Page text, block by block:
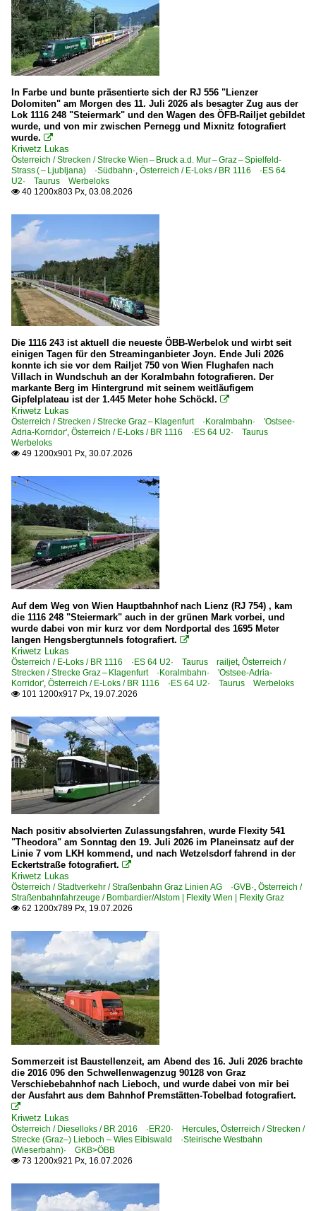
6 193 BR 193 ·Vectron AC/MS·
E-Loks | konventionell
1142 BR 1142 ex ÖBB
6 103 BR 103.1
6 139 BR 139 E 40.11
ICE 4 BR 412 · x 412 · x 812
Elektrotriebzüge | 94 80
Personenwagen
InterRegio-Wagen alle Umbauten 256, 259-269, 287-288,
Schnellzugwagen m-Wagen UIC-X 53-55, 58, 60, 63
Personenwagen | Doppelstockwagen | Mittelwagen
Doppelstock-Mittelwagen 4.Generation 753, 756, 758, 780
Stadtbahnen und U-Bahnen
Straßenbahn Duisburg ·DVG·
Unternehmen (A - K)
Beacon Rail Capital Europe GmbH, München
BoxXpress.de GmbH, Bad Honnef ·BOXX·
Captrain Deutschland GmbH ·CTD· ab 01.2010
Unternehmen (L - Z)
Lokomotion Gesellschaft für Schienentraktion mbH ·LM·
METRANS Rail (Deutschland) GmbH, Leipzig ·MTRD·
mgw Service GmbH u. Co.KG, Kassel
Railpool GmbH, München ·Rpool·
RTB Cargo - Rurtalbahn Cargo GmbH, Düren ·RTBC·
Transpetrol GmbH
TX Logistik AG, Troisdorf ·TXL·
Bayerische Oberlandbahn - Meridian bis 06.2020
Italien
Bahnhöfe
Milano (Mailand)
E-Loks
2 043 EU43 ·Adtrans 112E·
E.401 'locomotiva monocabina'
E.402A 001-045
E.404 · E.414 Frecciabianca
E.444R 'Tartaruga', 'Schildkröte'
E.464 'locomotiva monocabina'
E.652
E.655 'Caimano' Doppellok
In Farbe und bunte präsentierte sich der RJ 556 "Lienzer
Dolomiten" am Morgen des 11. Juli 2026 als besagter Zug aus der
Lok 1116 248 "Steiermark" und den Wagen des ÖFB-Railjet gebildet
wurde, und von mir zwischen Pernegg und Mixnitz fotografiert
wurde. 
Kriwetz Lukas
Österreich / Strecken / Strecke Wien – Bruck a.d. Mur – Graz – Spielfeld-
Strass ( – Ljubljana) ·Südbahn·, Österreich / E-Loks / BR 1116 ·ES 64
U2· Taurus Werbeloks
 40 1200x803 Px, 03.08.2026
Die 1116 243 ist aktuell die neueste ÖBB-Werbelok und wirbt seit
einigen Tagen für den Streaminganbieter Joyn. Ende Juli 2026
konnte ich sie vor dem Railjet 750 von Wien Flughafen nach
Villach in Wundschuh an der Koralmbahn fotografieren. Der
markante Berg im Hintergrund mit seinem weitläufigem
Gipfelplateau ist der 1.445 Meter hohe Schöckl. 
Kriwetz Lukas
Österreich / Strecken / Strecke Graz – Klagenfurt ·Koralmbahn· 'Ostsee-
Adria-Korridor', Österreich / E-Loks / BR 1116 ·ES 64 U2· Taurus
Werbeloks
 49 1200x901 Px, 30.07.2026
Auf dem Weg von Wien Hauptbahnhof nach Lienz (RJ 754) , kam
die 1116 248 "Steiermark" auch in der grünen Mark vorbei, und
wurde dabei von mir kurz vor dem Nordportal des 1695 Meter
langen Hengsbergtunnels fotografiert. 
Kriwetz Lukas
Österreich / E-Loks / BR 1116 ·ES 64 U2· Taurus railjet, Österreich /
Strecken / Strecke Graz – Klagenfurt ·Koralmbahn· 'Ostsee-Adria-
Korridor', Österreich / E-Loks / BR 1116 ·ES 64 U2· Taurus Werbeloks
 101 1200x917 Px, 19.07.2026
Nach positiv absolvierten Zulassungsfahren, wurde Flexity 541
"Theodora" am Sonntag den 19. Juli 2026 im Planeinsatz auf der
Linie 7 vom LKH kommend, und nach Wetzelsdorf fahrend in der
Eckertstraße fotografiert. 
Kriwetz Lukas
Österreich / Stadtverkehr / Straßenbahn Graz Linien AG ·GVB·, Österreich /
Straßenbahnfahrzeuge / Bombardier/Alstom | Flexity Wien | Flexity Graz
 62 1200x789 Px, 19.07.2026
Sommerzeit ist Baustellenzeit, am Abend des 16. Juli 2026 brachte
die 2016 096 den Schwellenwagenzug 90128 von Graz
Verschiebebahnhof nach Lieboch, und wurde dabei von mir bei
der Ausfahrt aus dem Bahnhof Premstätten-Tobelbad fotografiert.

Kriwetz Lukas
Österreich / Dieselloks / BR 2016 ·ER20· Hercules, Österreich / Strecken /
Strecke (Graz–) Lieboch – Wies Eibiswald ·Steirische Westbahn
(Wieserbahn)· GKB>ÖBB
 73 1200x921 Px, 16.07.2026